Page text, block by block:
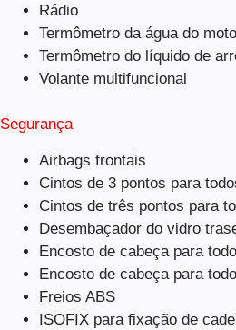
Rádio
Termômetro da água do
Termômetro do líquido de
Volante multifuncional
Segurança
Airbags frontais
Cintos de 3 pontos para
Cintos de três pontos para
Desembaçador do vidro
Encosto de cabeça para
Encosto de cabeça para
Freios ABS
ISOFIX para fixação de